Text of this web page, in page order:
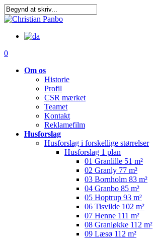
Skip
to
content
0
Om os
Historie
Profil
CSR mærket
Teamet
Kontakt
Reklamefilm
Husforslag
Husforslag i forskellige størrelser
Husforslag 1 plan
01 Granlille 51 m²
02 Granly 77 m²
03 Bornholm 83 m²
04 Granbo 85 m²
05 Hoptrup 93 m²
06 Tisvilde 102 m²
07 Henne 111 m²
08 Granløkke 112 m²
09 Læsø 112 m²